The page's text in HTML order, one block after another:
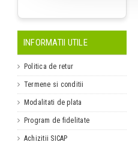
INFORMATII UTILE
Politica de retur
Termene si conditii
Modalitati de plata
Program de fidelitate
Achizitii SICAP